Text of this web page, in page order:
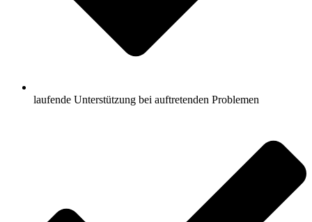
laufende Unterstützung bei auftretenden Problemen